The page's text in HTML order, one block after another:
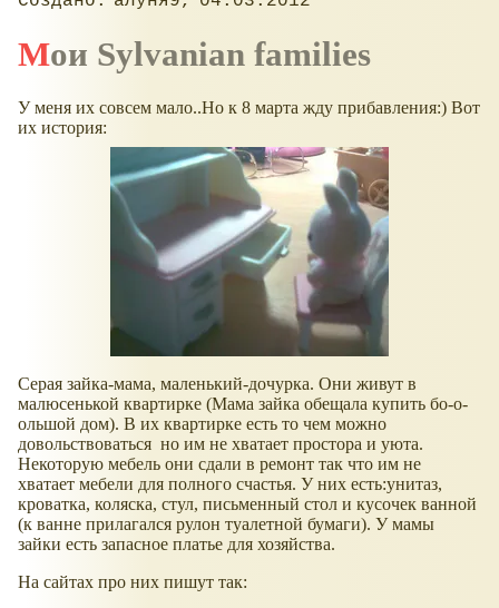
Мои Sylvanian families
У меня их совсем мало..Но к 8 марта жду прибавления:) Вот
их история:
Серая зайка-мама, маленький-дочурка. Они живут в
малюсенькой квартирке (Мама зайка обещала купить бо-о-
ольшой дом). В их квартирке есть то чем можно
довольствоваться но им не хватает простора и уюта.
Некоторую мебель они сдали в ремонт так что им не
хватает мебели для полного счастья. У них есть:унитаз,
кроватка, коляска, стул, письменный стол и кусочек ванной
(к ванне прилагался рулон туалетной бумаги). У мамы
зайки есть запасное платье для хозяйства.
На сайтах про них пишут так: